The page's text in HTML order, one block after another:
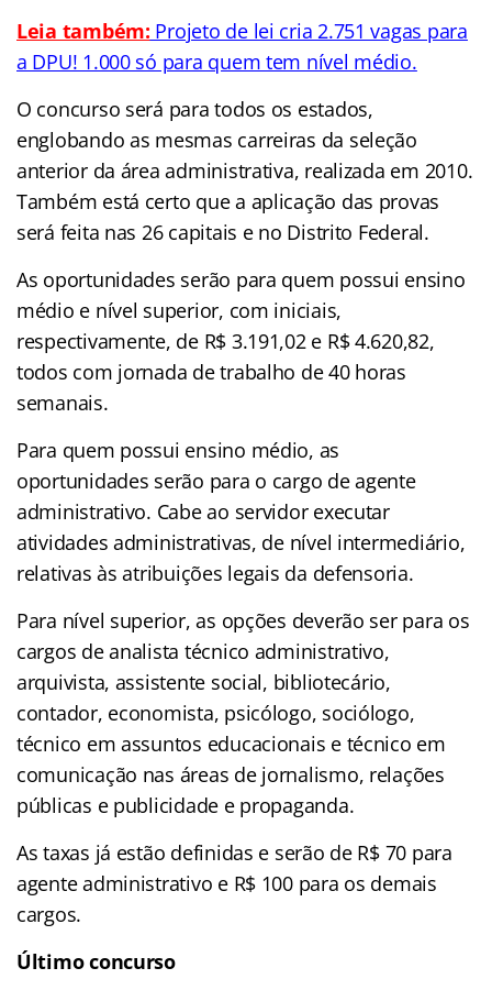
Leia também: Projeto de lei cria 2.751 vagas para
a DPU! 1.000 só para quem tem nível médio.
O concurso será para todos os estados,
englobando as mesmas carreiras da seleção
anterior da área administrativa, realizada em 2010.
Também está certo que a aplicação das provas
será feita nas 26 capitais e no Distrito Federal.
As oportunidades serão para quem possui ensino
médio e nível superior, com iniciais,
respectivamente, de R$ 3.191,02 e R$ 4.620,82,
todos com jornada de trabalho de 40 horas
semanais.
Para quem possui ensino médio, as
oportunidades serão para o cargo de agente
administrativo. Cabe ao servidor executar
atividades administrativas, de nível intermediário,
relativas às atribuições legais da defensoria.
Para nível superior, as opções deverão ser para os
cargos de analista técnico administrativo,
arquivista, assistente social, bibliotecário,
contador, economista, psicólogo, sociólogo,
técnico em assuntos educacionais e técnico em
comunicação nas áreas de jornalismo, relações
públicas e publicidade e propaganda.
As taxas já estão definidas e serão de R$ 70 para
agente administrativo e R$ 100 para os demais
cargos.
Último concurso